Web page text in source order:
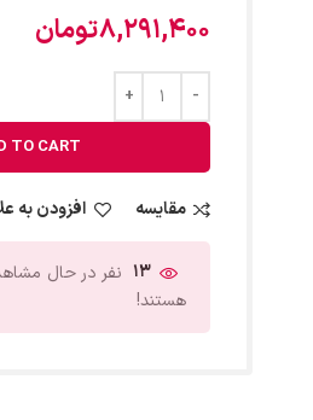
8,291,400تومان
TO CART
مقایسه افزودن به
13 نفر در حال
هستند!